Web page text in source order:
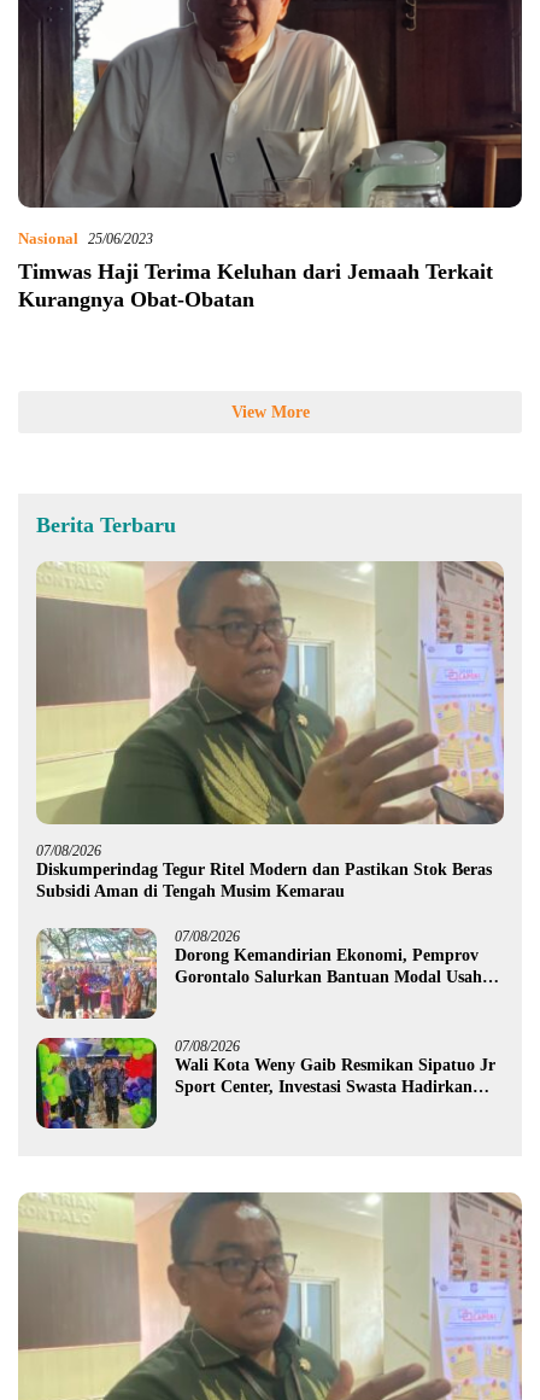
Nasional 25/06/2023
Timwas Haji Terima Keluhan dari Jemaah Terkait
Kurangnya Obat-Obatan
View More
Berita Terbaru
07/08/2026
Diskumperindag Tegur Ritel Modern dan Pastikan Stok Beras
Subsidi Aman di Tengah Musim Kemarau
07/08/2026
Dorong Kemandirian Ekonomi, Pemprov
Gorontalo Salurkan Bantuan Modal Usaha
07/08/2026
Wali Kota Weny Gaib Resmikan Sipatuo Jr
Sport Center, Investasi Swasta Hadirkan